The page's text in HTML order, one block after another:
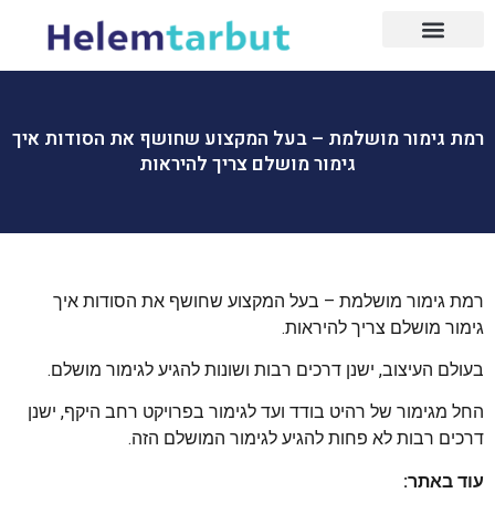
רמת גימור מושלמת – בעל המקצוע שחושף את הסודות איך
גימור מושלם צריך להיראות
רמת גימור מושלמת – בעל המקצוע שחושף את הסודות איך
גימור מושלם צריך להיראות.
בעולם העיצוב, ישנן דרכים רבות ושונות להגיע לגימור מושלם.
החל מגימור של רהיט בודד ועד לגימור בפרויקט רחב היקף, ישנן
דרכים רבות לא פחות להגיע לגימור המושלם הזה.
עוד באתר: